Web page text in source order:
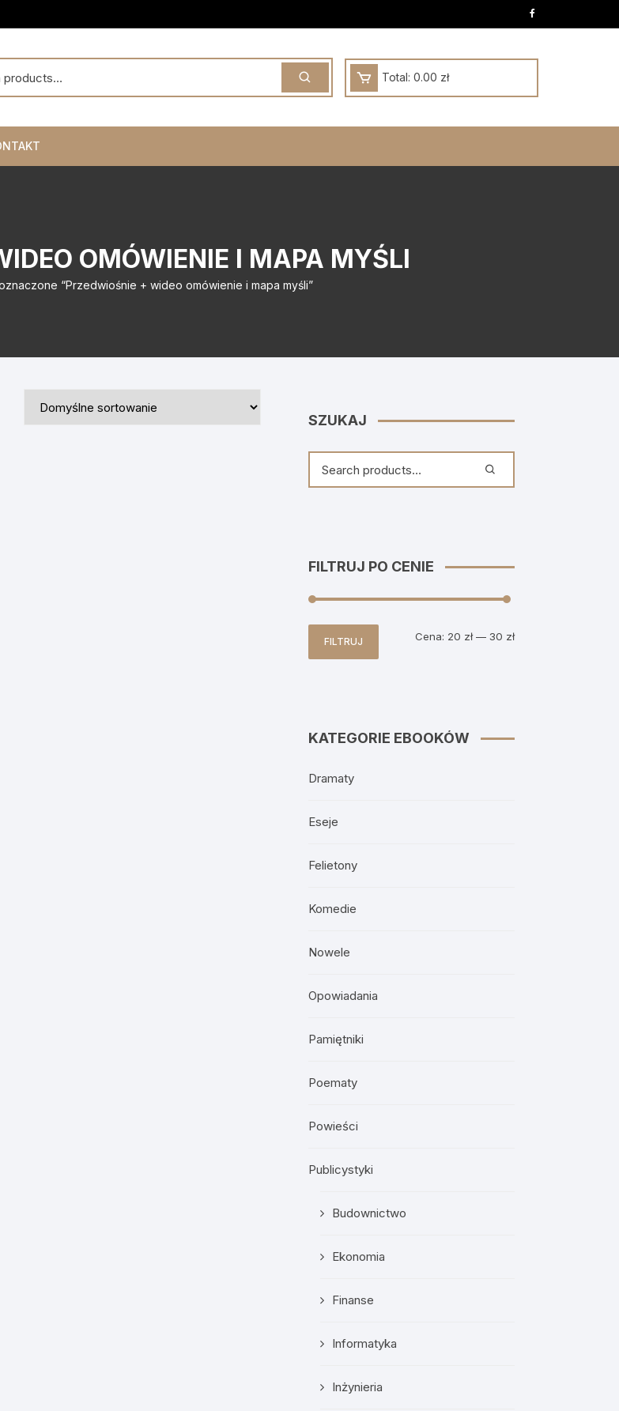
Total: 0.00 zł
OMÓWIENIE I MAPA MYŚLI
“Przedwiośnie + wideo omówienie i mapa myśli”
SZUKAJ
FILTRUJ PO CENIE
Cena
Cena
FILTRUJ Cena: 20 zł— 30 zł
KATEGORIE EBOOKÓW
Dramaty
Eseje
Felietony
Komedie
Nowele
Opowiadania
Pamiętniki
Poematy
Powieści
Publicystyki
Budownictwo
Ekonomia
Finanse
Informatyka
Inżynieria